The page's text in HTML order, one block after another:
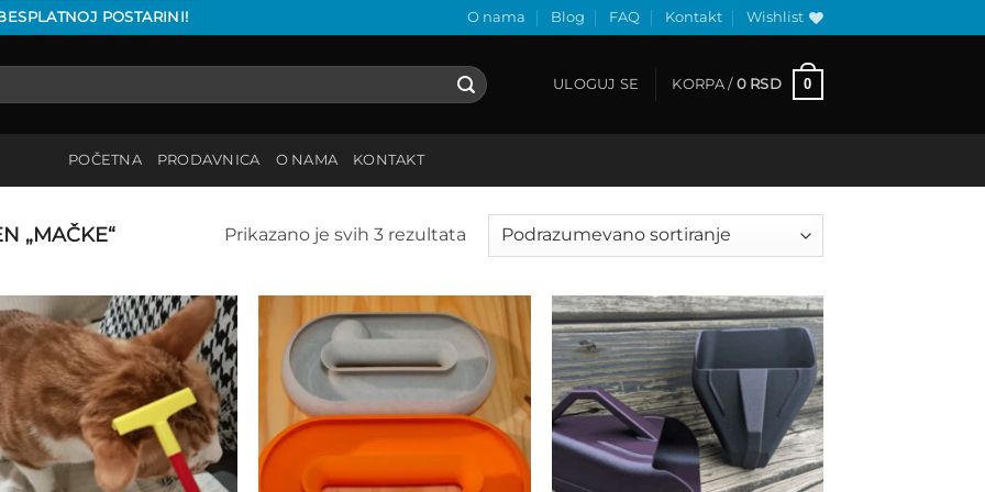
POSTARINI! O nama Blog FAQ Kontakt Wishlist
ULOGUJ SE KORPA / 0 RSD 0
POČETNA PRODAVNICA O NAMA KONTAKT
„MAČKE“ Prikazano je svih 3 rezultata
Add to
wishlist
Add to
wishlist
wishlist